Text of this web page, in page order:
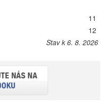
11
12
Stav k 6. 8. 2026